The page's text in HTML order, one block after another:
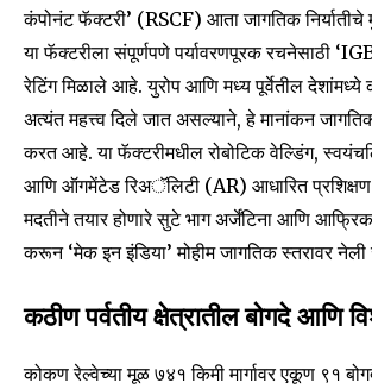
कंपोनंट फॅक्टरी’ (RSCF) आता जागतिक
या फॅक्टरीला संपूर्णपणे पर्यावरणपूरक रचनेसाठी
रेटिंग मिळाले आहे. युरोप आणि मध्य पूर्वेतील देशांमध्ये
अत्यंत महत्त्व दिले जात असल्याने, हे मानांकन
करत आहे. या फॅक्टरीमधील रोबोटिक वेल्डिंग,
आणि ऑगमेंटेड रिअॅलिटी (AR) आधारित प्रशिक्षण
मदतीने तयार होणारे सुटे भाग अर्जेंटिना आणि
करून ‘मेक इन इंडिया’ मोहीम जागतिक स्तरावर
कठीण पर्वतीय क्षेत्रातील बोगदे आणि
कोकण रेल्वेच्या मूळ ७४१ किमी मार्गावर एकूण ९१